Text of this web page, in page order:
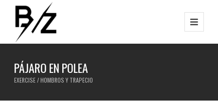
PÁJARO EN POLEA
EXERCISE / HOMBROS Y TRAPECIO